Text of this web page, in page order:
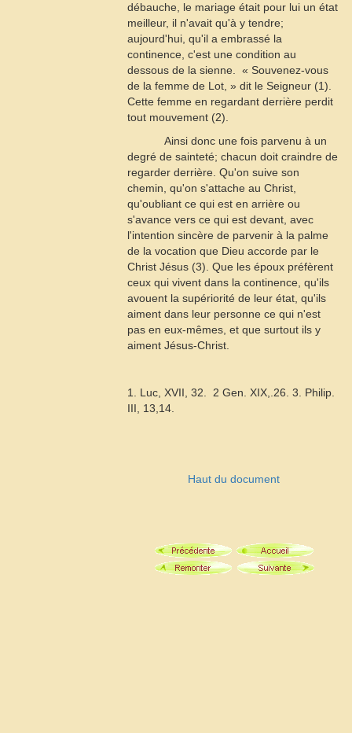
débauche, le mariage était pour lui un état
meilleur, il n'avait qu'à y tendre;
aujourd'hui, qu'il a embrassé la
continence, c'est une condition au
dessous de la sienne.  « Souvenez-vous
de la femme de Lot, » dit le Seigneur (1).
Cette femme en regardant derrière perdit
tout mouvement (2).
Ainsi donc une fois parvenu à un
degré de sainteté; chacun doit craindre de
regarder derrière. Qu'on suive son
chemin, qu'on s'attache au Christ,
qu'oubliant ce qui est en arrière ou
s'avance vers ce qui est devant, avec
l'intention sincère de parvenir à la palme
de la vocation que Dieu accorde par le
Christ Jésus (3). Que les époux préfèrent
ceux qui vivent dans la continence, qu'ils
avouent la supériorité de leur état, qu'ils
aiment dans leur personne ce qui n'est
pas en eux-mêmes, et que surtout ils y
aiment Jésus-Christ.
1. Luc, XVII, 32.  2 Gen. XIX,.26. 3. Philip.
III, 13,14.
Haut du document